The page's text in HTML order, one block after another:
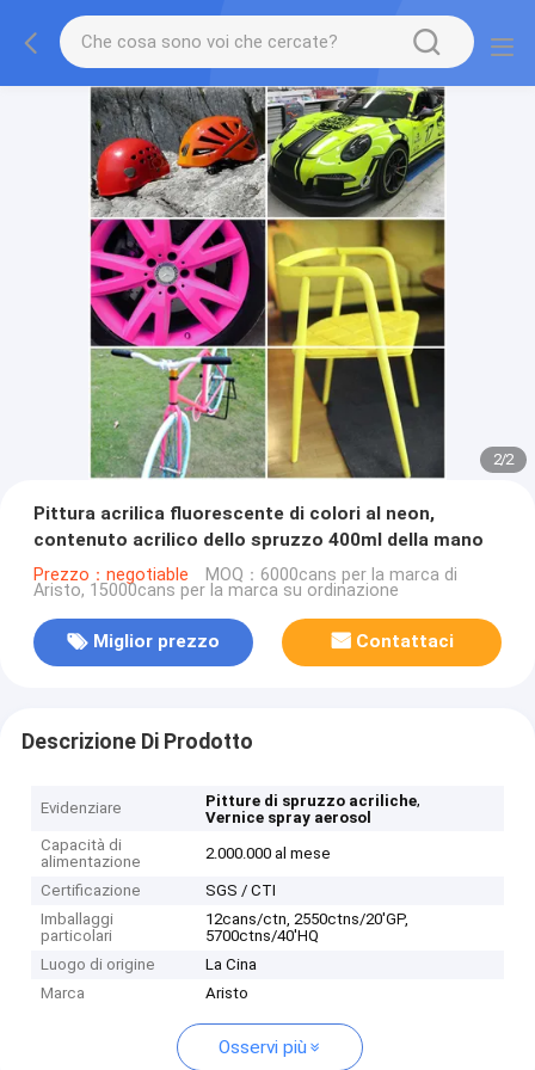
2/2
Pittura acrilica fluorescente di colori al neon,
contenuto acrilico dello spruzzo 400ml della mano
Prezzo：negotiable MOQ：6000cans per la marca di
Aristo, 15000cans per la marca su ordinazione
Miglior prezzo Contattaci
Descrizione Di Prodotto
Evidenziare Pitture di spruzzo acriliche,
Vernice spray aerosol
Capacità di
alimentazione
2.000.000 al mese
Certificazione
SGS / CTI
Imballaggi
particolari
12cans/ctn, 2550ctns/20'GP,
5700ctns/40'HQ
Luogo di origine
La Cina
Marca
Aristo
Osservi più